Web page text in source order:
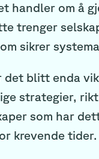
handler om å
trenger
sikrer
det blitt enda
strategier,
som har
krevende tider.